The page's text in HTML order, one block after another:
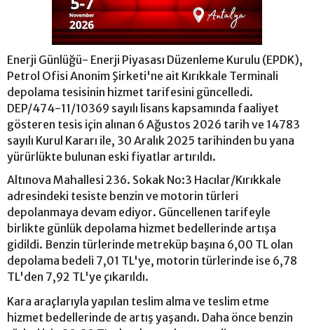
Enerji Günlüğü- Enerji Piyasası Düzenleme Kurulu (EPDK),
Petrol Ofisi Anonim Şirketi'ne ait Kırıkkale Terminali
depolama tesisinin hizmet tarifesini güncelledi.
DEP/474-11/10369 sayılı lisans kapsamında faaliyet
gösteren tesis için alınan 6 Ağustos 2026 tarih ve 14783
sayılı Kurul Kararı ile, 30 Aralık 2025 tarihinden bu yana
yürürlükte bulunan eski fiyatlar artırıldı.
Altınova Mahallesi 236. Sokak No:3 Hacılar/Kırıkkale
adresindeki tesiste benzin ve motorin türleri
depolanmaya devam ediyor. Güncellenen tarifeyle
birlikte günlük depolama hizmet bedellerinde artışa
gidildi. Benzin türlerinde metreküp başına 6,00 TL olan
depolama bedeli 7,01 TL'ye, motorin türlerinde ise 6,78
TL'den 7,92 TL'ye çıkarıldı.
Kara araçlarıyla yapılan teslim alma ve teslim etme
hizmet bedellerinde de artış yaşandı. Daha önce benzin